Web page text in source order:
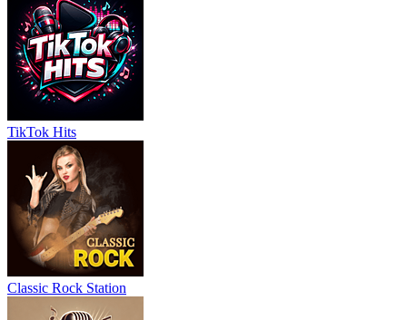
TikTok Hits
Classic Rock Station